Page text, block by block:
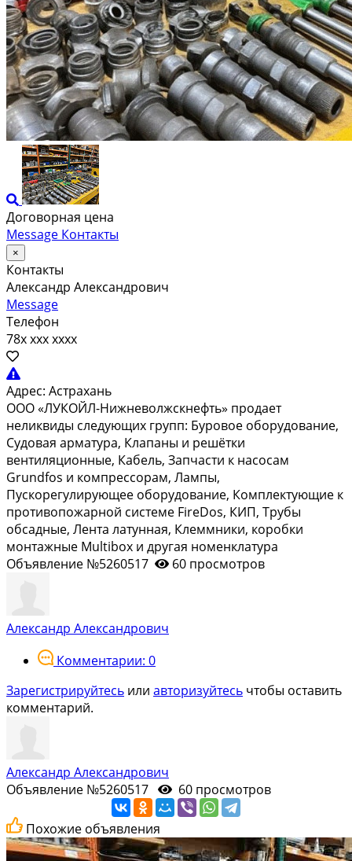
Договорная цена
Message Контакты
×
Контакты
Александр Александрович
Message
Телефон
78x xxx xxxx
Адрес: Астрахань
ООО «ЛУКОЙЛ-Нижневолжскнефть» продает
неликвиды следующих групп: Буровое оборудование,
Судовая арматура, Клапаны и решётки
вентиляционные, Кабель, Запчасти к насосам
Grundfos и компрессорам, Лампы,
Пускорегулирующее оборудование, Комплектующие к
противопожарной системе FireDos, КИП, Трубы
обсадные, Лента латунная, Клеммники, коробки
монтажные Multibox и другая номенклатура
Объявление №5260517
60 просмотров
Александр Александрович
Комментарии: 0
Зарегистрируйтесь или авторизуйтесь чтобы оставить
комментарий.
Александр Александрович
Объявление №5260517
60 просмотров
Похожие объявления